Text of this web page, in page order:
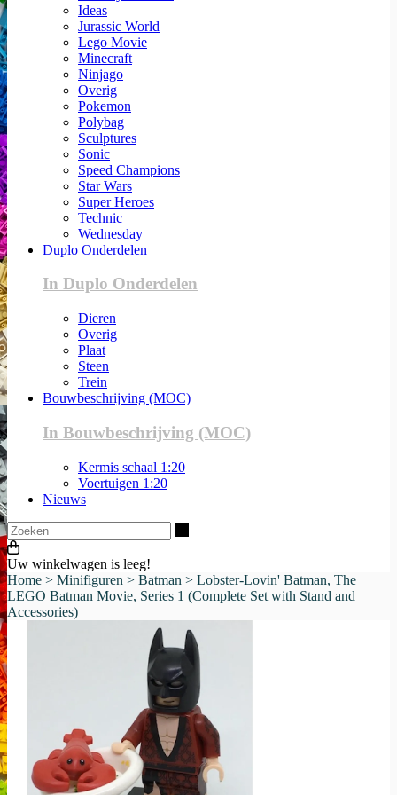
Ideas
Jurassic World
Lego Movie
Minecraft
Ninjago
Overig
Pokemon
Polybag
Sculptures
Sonic
Speed Champions
Star Wars
Super Heroes
Technic
Wednesday
Duplo Onderdelen
In Duplo Onderdelen
Dieren
Overig
Plaat
Steen
Trein
Bouwbeschrijving (MOC)
In Bouwbeschrijving (MOC)
Kermis schaal 1:20
Voertuigen 1:20
Nieuws
Uw winkelwagen is leeg!
Home > Minifiguren > Batman > Lobster-Lovin' Batman, The
LEGO Batman Movie, Series 1 (Complete Set with Stand and
Accessories)